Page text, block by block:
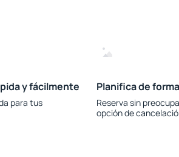
y fácilmente
para tus
Planifica de
Reserva sin
opción de